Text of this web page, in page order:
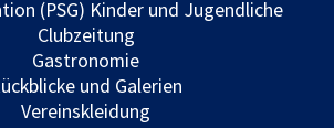
(PSG) Kinder und Jugendliche
Clubzeitung
Gastronomie
und Galerien
Vereinskleidung